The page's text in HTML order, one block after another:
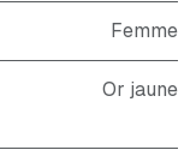
Femme
Or jaune